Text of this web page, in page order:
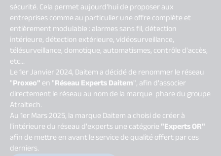
sécurité. Cela permet aujourd'hui de proposer aux
entreprises comme au particulier une offre complète et
entièrement modulable : alarmes sans fil, détection
intérieure, détection extérieure, vidéosurveillance,
télésurveillance, domotique, automatismes, contrôle d'accès,
etc...
Le 1er Janvier 2024, Daitem a décidé de renommer le réseau
"Proxeo"en "Réseau Experts Daitem", afin d'associer
directement le réseau au nom de la marque phare du groupe
Atraltech.
Au 1er Mars 2025, la marque Daitem a choisi de créer à
l'intérieure du réseau d'experts une catégorie"Experts OR"
afin de mettre en avant le service de qualité offert par ces
derniers.